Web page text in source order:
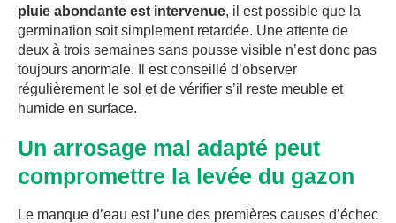
pluie abondante est intervenue, il est possible que la
germination soit simplement retardée. Une attente de
deux à trois semaines sans pousse visible n’est donc pas
toujours anormale. Il est conseillé d’observer
régulièrement le sol et de vérifier s’il reste meuble et
humide en surface.
Un arrosage mal adapté peut
compromettre la levée du gazon
Le manque d’eau est l’une des premières causes d’échec